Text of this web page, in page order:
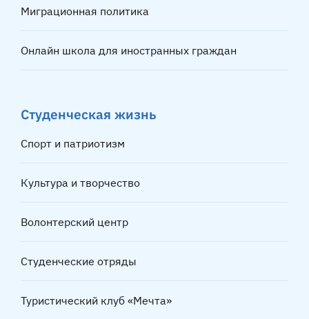
Миграционная политика
Онлайн школа для иностранных граждан
Студенческая жизнь
Спорт и патриотизм
Культура и творчество
Волонтерский центр
Студенческие отряды
Туристический клуб «Мечта»